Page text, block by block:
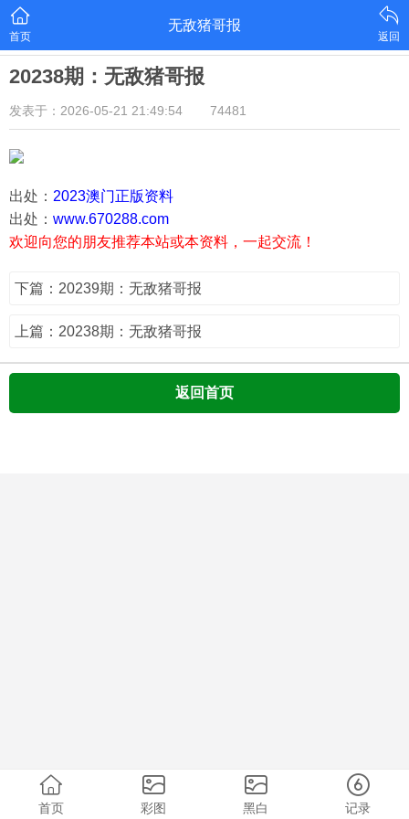
首页
无敌猪哥报
返回
20238期：无敌猪哥报
发表于：2026-05-21 21:49:54 74481
出处： 2023澳门正版资料
出处： www.670288.com
欢迎向您的朋友推荐本站或本资料，一起交流！
下篇：20239期：无敌猪哥报
上篇：20238期：无敌猪哥报
返回首页
首页 彩图 黑白 记录